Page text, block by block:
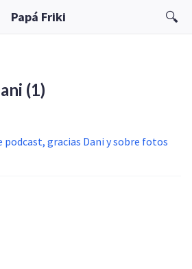
Papá Friki 🔍
(1)
podcast, gracias Dani y sobre fotos